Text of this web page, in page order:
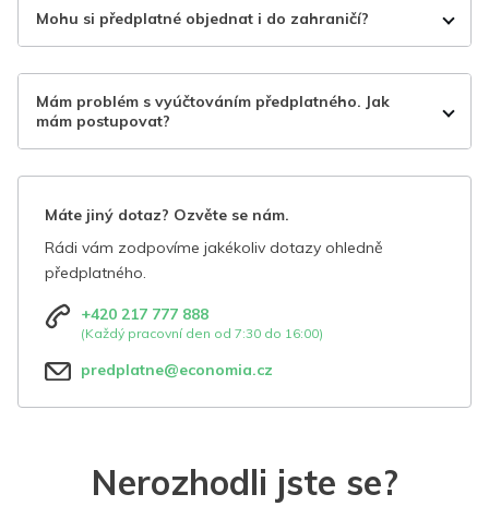
Mohu si předplatné objednat i do zahraničí?
Mám problém s vyúčtováním předplatného. Jak
mám postupovat?
Máte jiný dotaz? Ozvěte se nám.
Rádi vám zodpovíme jakékoliv dotazy ohledně
předplatného.
+420 217 777 888
(Každý pracovní den od 7:30 do 16:00)
predplatne@economia.cz
Nerozhodli jste se?